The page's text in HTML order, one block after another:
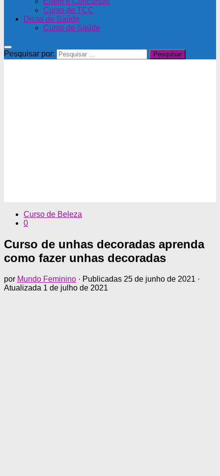
Curso de TCC
Dicas de Saúde
Curso de Saúde
Pesquisar por:
Curso de Beleza
0
Curso de unhas decoradas aprenda
como fazer unhas decoradas
por Mundo Feminino · Publicadas 25 de junho de 2021 ·
Atualizada 1 de julho de 2021